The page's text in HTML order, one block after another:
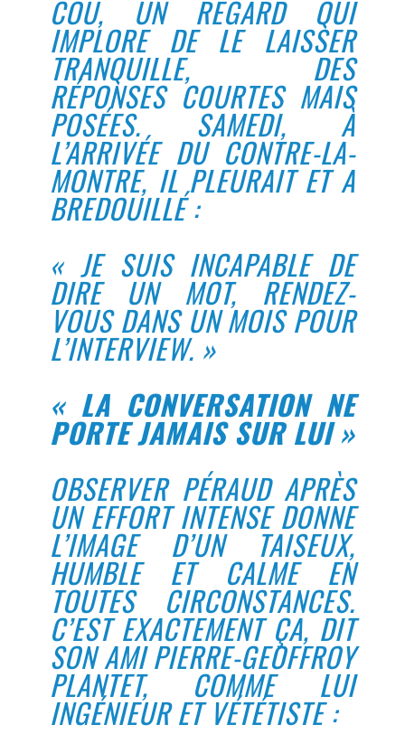
COU, UN REGARD QUI
IMPLORE DE LE LAISSER
TRANQUILLE, DES
RÉPONSES COURTES MAIS
POSÉES. SAMEDI, À
L’ARRIVÉE DU CONTRE-LA-
MONTRE, IL PLEURAIT ET A
BREDOUILLÉ :
« JE SUIS INCAPABLE DE
DIRE UN MOT, RENDEZ-
VOUS DANS UN MOIS POUR
L’INTERVIEW. »
« LA CONVERSATION NE
PORTE JAMAIS SUR LUI »
OBSERVER PÉRAUD APRÈS
UN EFFORT INTENSE DONNE
L’IMAGE D’UN TAISEUX,
HUMBLE ET CALME EN
TOUTES CIRCONSTANCES.
C’EST EXACTEMENT ÇA, DIT
SON AMI PIERRE-GEOFFROY
PLANTET, COMME LUI
INGÉNIEUR ET VÉTÉTISTE :